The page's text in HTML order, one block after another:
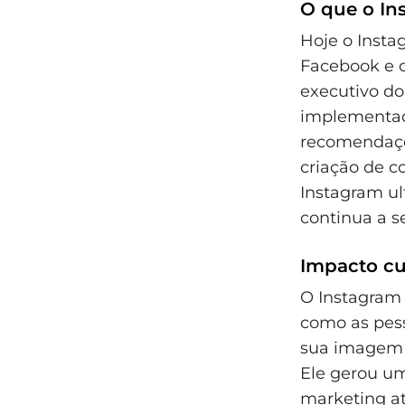
O que o
Hoje o
Facebook e
executivo
criação de
Instagram
continua a
Impacto
O
como as
sua
Ele gerou
marketing